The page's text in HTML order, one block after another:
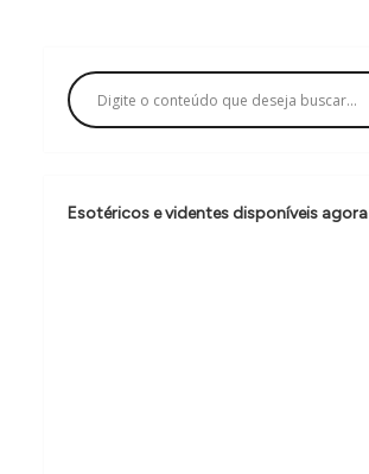
ç
ã
d
Esotéricos e videntes disponíveis agora